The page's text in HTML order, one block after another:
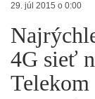
29. júl 2015 o 0:00
4G sieť
Telekom